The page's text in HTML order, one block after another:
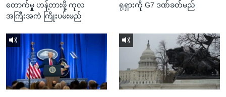
တောက်မှု ဟန့်တားဖို့ ကုလ
အကြီးအကဲ ကြိုးပမ်းမည်
ရုရှားကို G7 ဒဏ်ခတ်မည်